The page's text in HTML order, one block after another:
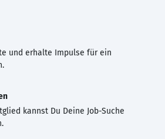
und erhalte Impulse für ein
kannst Du Deine Job-Suche